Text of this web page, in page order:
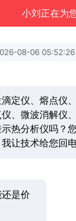
小刘正在为
08-06 05:52:26
定仪、熔点仪
、微波消解仪
热分析仪吗？
让技术给您回电
是价